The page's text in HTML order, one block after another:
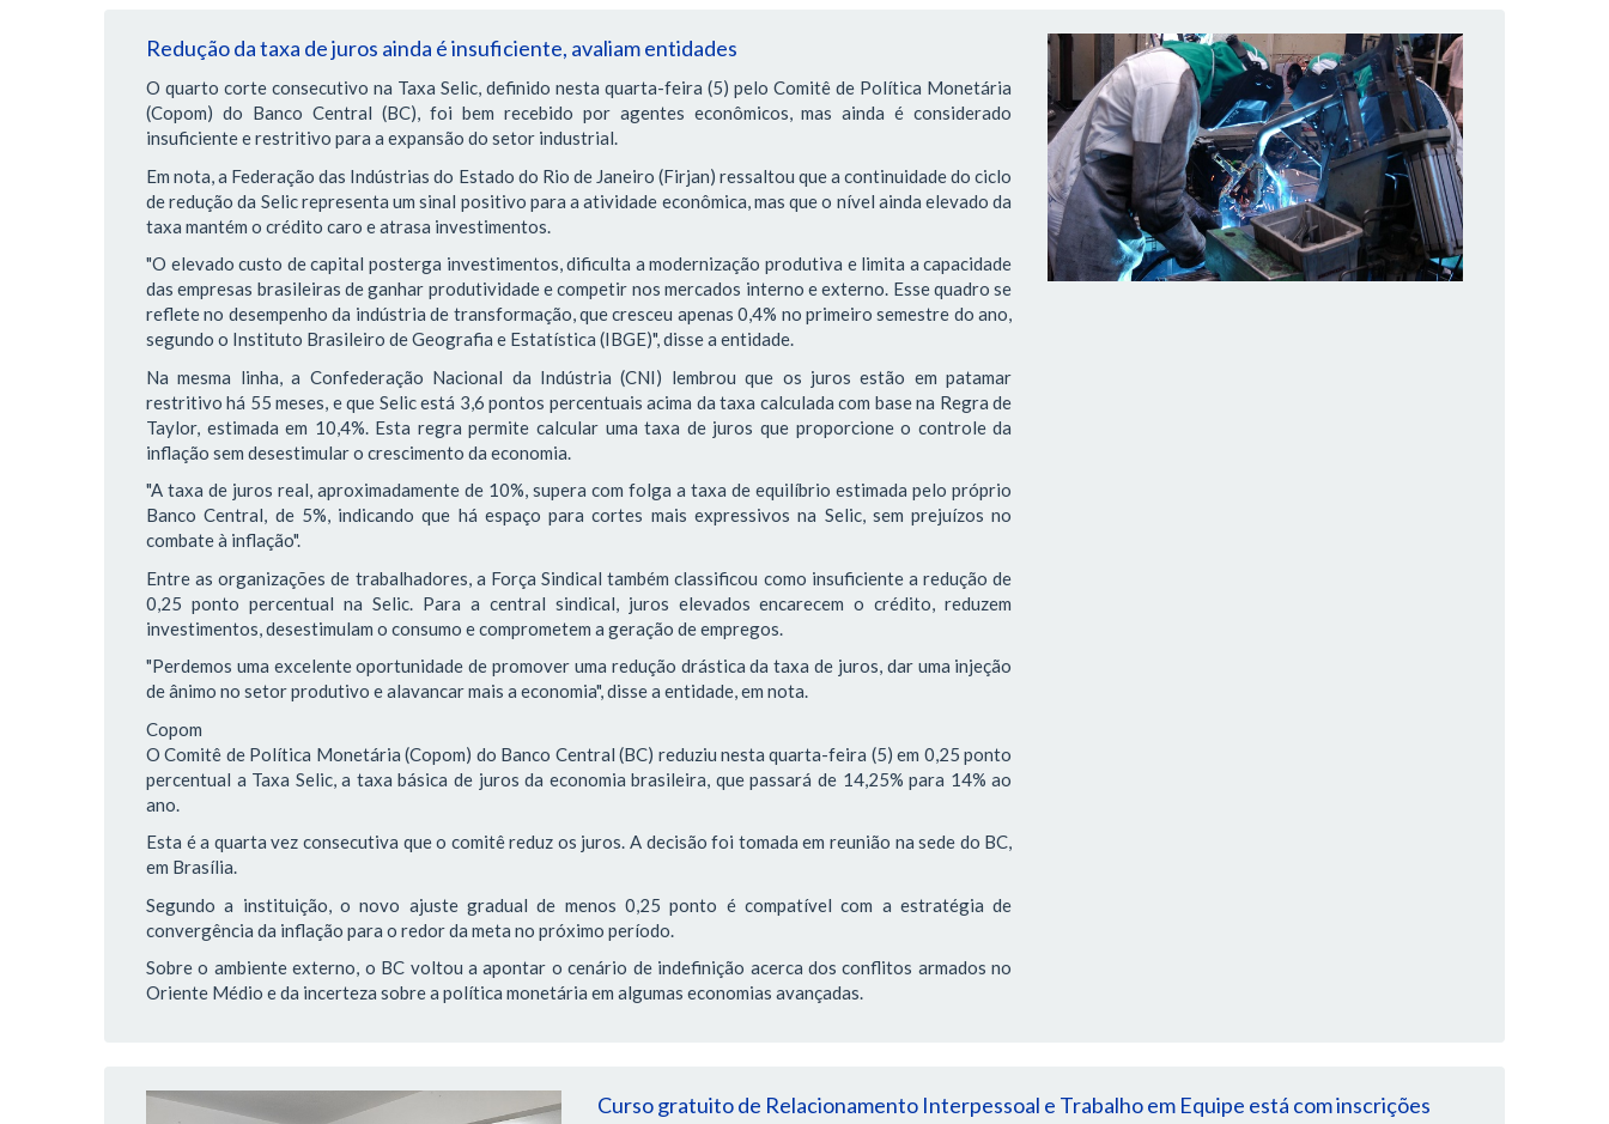
Redução da taxa de juros ainda é insuficiente, avaliam entidades
O quarto corte consecutivo na Taxa Selic, definido nesta quarta-feira (5) pelo Comitê de Política Monetária
(Copom) do Banco Central (BC), foi bem recebido por agentes econômicos, mas ainda é considerado
insuficiente e restritivo para a expansão do setor industrial.
Em nota, a Federação das Indústrias do Estado do Rio de Janeiro (Firjan) ressaltou que a continuidade do ciclo
de redução da Selic representa um sinal positivo para a atividade econômica, mas que o nível ainda elevado da
taxa mantém o crédito caro e atrasa investimentos.
"O elevado custo de capital posterga investimentos, dificulta a modernização produtiva e limita a capacidade
das empresas brasileiras de ganhar produtividade e competir nos mercados interno e externo. Esse quadro se
reflete no desempenho da indústria de transformação, que cresceu apenas 0,4% no primeiro semestre do ano,
segundo o Instituto Brasileiro de Geografia e Estatística (IBGE)", disse a entidade.
Na mesma linha, a Confederação Nacional da Indústria (CNI) lembrou que os juros estão em patamar
restritivo há 55 meses, e que Selic está 3,6 pontos percentuais acima da taxa calculada com base na Regra de
Taylor, estimada em 10,4%. Esta regra permite calcular uma taxa de juros que proporcione o controle da
inflação sem desestimular o crescimento da economia.
"A taxa de juros real, aproximadamente de 10%, supera com folga a taxa de equilíbrio estimada pelo próprio
Banco Central, de 5%, indicando que há espaço para cortes mais expressivos na Selic, sem prejuízos no
combate à inflação".
Entre as organizações de trabalhadores, a Força Sindical também classificou como insuficiente a redução de
0,25 ponto percentual na Selic. Para a central sindical, juros elevados encarecem o crédito, reduzem
investimentos, desestimulam o consumo e comprometem a geração de empregos.
"Perdemos uma excelente oportunidade de promover uma redução drástica da taxa de juros, dar uma injeção
de ânimo no setor produtivo e alavancar mais a economia", disse a entidade, em nota.
Copom
O Comitê de Política Monetária (Copom) do Banco Central (BC) reduziu nesta quarta-feira (5) em 0,25 ponto
percentual a Taxa Selic, a taxa básica de juros da economia brasileira, que passará de 14,25% para 14% ao
ano.
Esta é a quarta vez consecutiva que o comitê reduz os juros. A decisão foi tomada em reunião na sede do BC,
em Brasília.
Segundo a instituição, o novo ajuste gradual de menos 0,25 ponto é compatível com a estratégia de
convergência da inflação para o redor da meta no próximo período.
Sobre o ambiente externo, o BC voltou a apontar o cenário de indefinição acerca dos conflitos armados no
Oriente Médio e da incerteza sobre a política monetária em algumas economias avançadas.
Curso gratuito de Relacionamento Interpessoal e Trabalho em Equipe está com inscrições